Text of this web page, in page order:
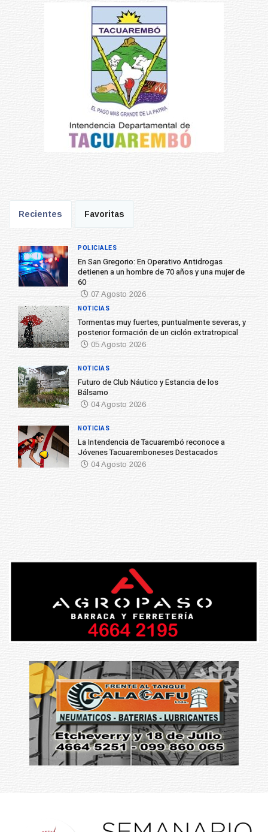
Recientes Favoritas
En San Gregorio: En Operativo Antidrogas
detienen a un hombre de 70 años y una mujer de
60
07 Agosto 2026
POLICIALES
Tormentas muy fuertes, puntualmente severas, y
posterior formación de un ciclón extratropical
05 Agosto 2026
NOTICIAS
Futuro de Club Náutico y Estancia de los
Bálsamo
04 Agosto 2026
NOTICIAS
La Intendencia de Tacuarembó reconoce a
Jóvenes Tacuaremboneses Destacados
04 Agosto 2026
NOTICIAS